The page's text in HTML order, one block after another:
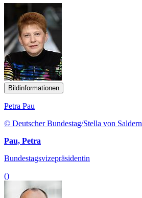
Bildinformationen
Petra Pau
© Deutscher Bundestag/Stella von Saldern
Pau, Petra
Bundestagsvizepräsidentin
()